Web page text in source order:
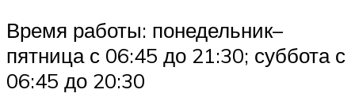
Время работы: понедельник–
пятница с 06:45 до 21:30; суббота с
06:45 до 20:30